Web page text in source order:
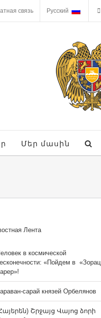
связь Русский
Մեր մասին
Лента
в космической
«Пойдем в «Зорац
сарай князей Орбелянов
Շրջայց Վայոց ձորի